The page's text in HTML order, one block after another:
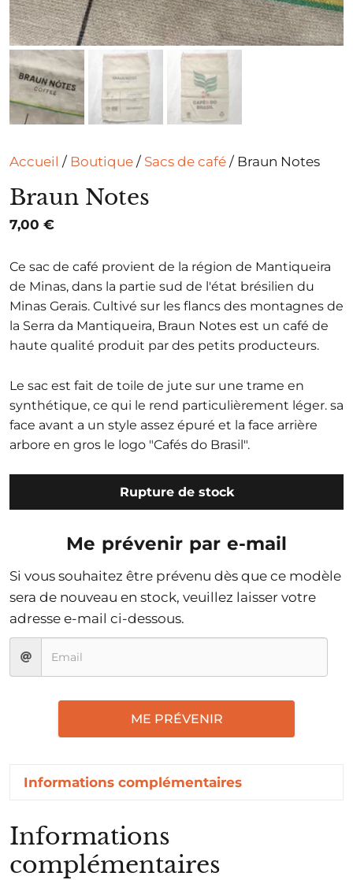
Accueil / Boutique / Sacs de café / Braun Notes
Braun Notes
7,00 €
Ce sac de café provient de la région de Mantiqueira
de Minas, dans la partie sud de l'état brésilien du
Minas Gerais. Cultivé sur les flancs des montagnes de
la Serra da Mantiqueira, Braun Notes est un café de
haute qualité produit par des petits producteurs.
Le sac est fait de toile de jute sur une trame en
synthétique, ce qui le rend particulièrement léger. sa
face avant a un style assez épuré et la face arrière
arbore en gros le logo "Cafés do Brasil".
Rupture de stock
Me prévenir par e-mail
Si vous souhaitez être prévenu dès que ce modèle
sera de nouveau en stock, veuillez laisser votre
adresse e-mail ci-dessous.
ME PRÉVENIR
Informations complémentaires
Informations
complémentaires